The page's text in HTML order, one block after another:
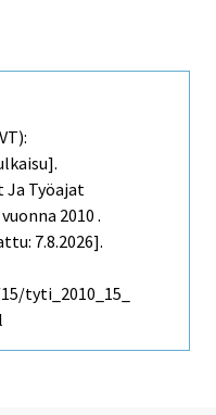
Ja Työajat
2010 .
7.8.2026].
tyti_2010_15_